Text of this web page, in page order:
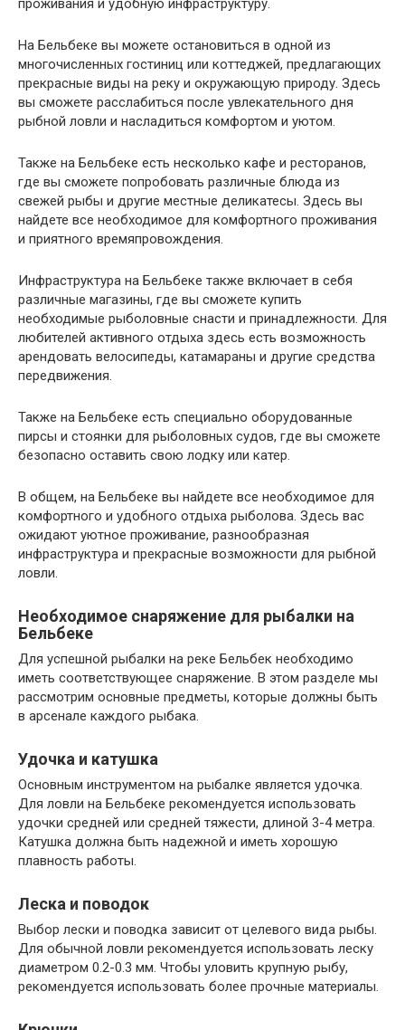
проживания и удобную инфраструктуру.
На Бельбеке вы можете остановиться в одной из
многочисленных гостиниц или коттеджей, предлагающих
прекрасные виды на реку и окружающую природу. Здесь
вы сможете расслабиться после увлекательного дня
рыбной ловли и насладиться комфортом и уютом.
Также на Бельбеке есть несколько кафе и ресторанов,
где вы сможете попробовать различные блюда из
свежей рыбы и другие местные деликатесы. Здесь вы
найдете все необходимое для комфортного проживания
и приятного времяпровождения.
Инфраструктура на Бельбеке также включает в себя
различные магазины, где вы сможете купить
необходимые рыболовные снасти и принадлежности. Для
любителей активного отдыха здесь есть возможность
арендовать велосипеды, катамараны и другие средства
передвижения.
Также на Бельбеке есть специально оборудованные
пирсы и стоянки для рыболовных судов, где вы сможете
безопасно оставить свою лодку или катер.
В общем, на Бельбеке вы найдете все необходимое для
комфортного и удобного отдыха рыболова. Здесь вас
ожидают уютное проживание, разнообразная
инфраструктура и прекрасные возможности для рыбной
ловли.
Необходимое снаряжение для рыбалки на
Бельбеке
Для успешной рыбалки на реке Бельбек необходимо
иметь соответствующее снаряжение. В этом разделе мы
рассмотрим основные предметы, которые должны быть
в арсенале каждого рыбака.
Удочка и катушка
Основным инструментом на рыбалке является удочка.
Для ловли на Бельбеке рекомендуется использовать
удочки средней или средней тяжести, длиной 3-4 метра.
Катушка должна быть надежной и иметь хорошую
плавность работы.
Леска и поводок
Выбор лески и поводка зависит от целевого вида рыбы.
Для обычной ловли рекомендуется использовать леску
диаметром 0.2-0.3 мм. Чтобы уловить крупную рыбу,
рекомендуется использовать более прочные материалы.